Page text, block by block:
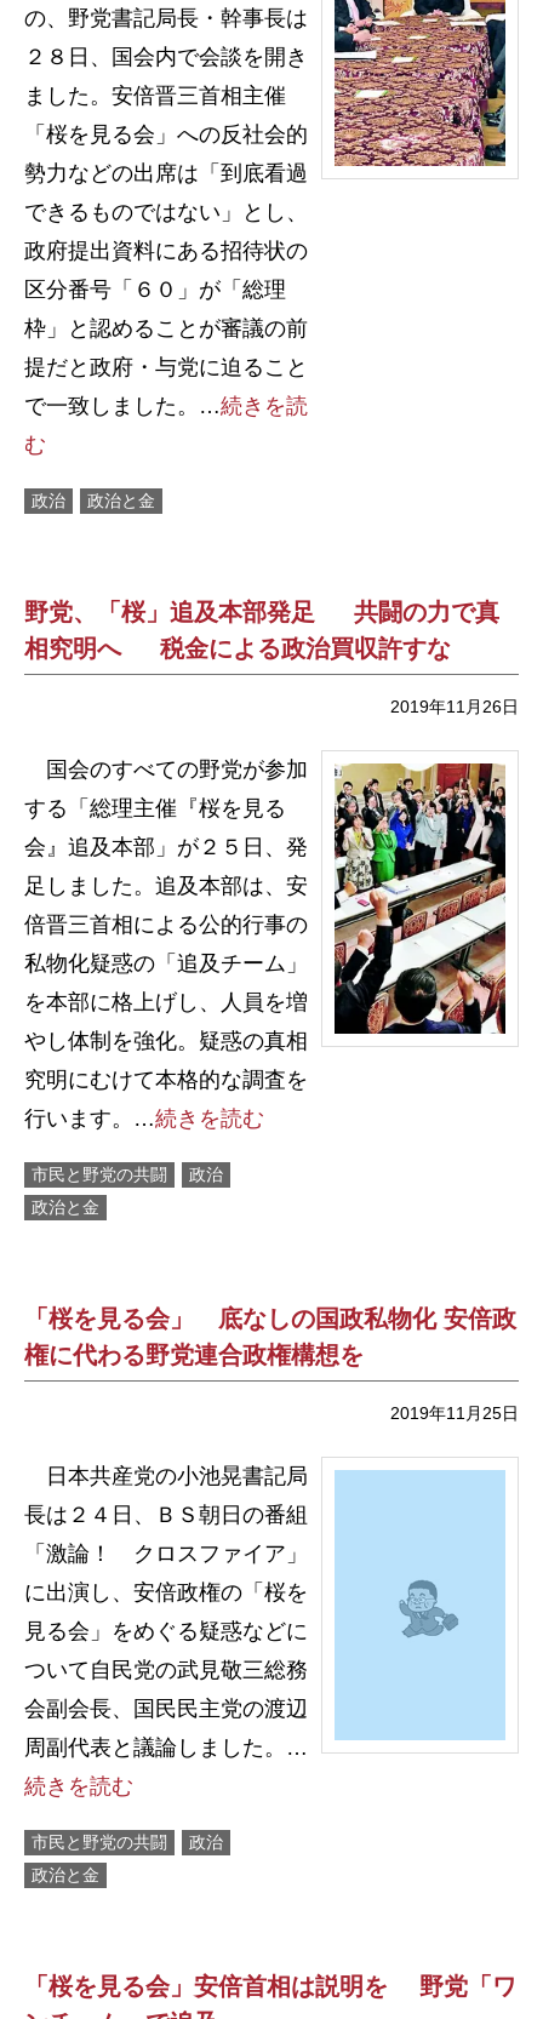
の、野党書記局長・幹事長は
２８日、国会内で会談を開き
ました。安倍晋三首相主催
「桜を見る会」への反社会的
勢力などの出席は「到底看過
できるものではない」とし、
政府提出資料にある招待状の
区分番号「６０」が「総理
枠」と認めることが審議の前
提だと政府・与党に迫ること
で一致しました。…続きを読
む
政治 政治と金
野党、「桜」追及本部発足 共闘の力で真
相究明へ 税金による政治買収許すな
2019年11月26日
国会のすべての野党が参加
する「総理主催『桜を見る
会』追及本部」が２５日、発
足しました。追及本部は、安
倍晋三首相による公的行事の
私物化疑惑の「追及チーム」
を本部に格上げし、人員を増
やし体制を強化。疑惑の真相
究明にむけて本格的な調査を
行います。…続きを読む
市民と野党の共闘
政治
政治と金
「桜を見る会」 底なしの国政私物化 安倍政
権に代わる野党連合政権構想を
2019年11月25日
日本共産党の小池晃書記局
長は２４日、ＢＳ朝日の番組
「激論！ クロスファイア」
に出演し、安倍政権の「桜を
見る会」をめぐる疑惑などに
ついて自民党の武見敬三総務
会副会長、国民民主党の渡辺
周副代表と議論しました。…
続きを読む
市民と野党の共闘
政治
政治と金
「桜を見る会」安倍首相は説明を 野党「ワ